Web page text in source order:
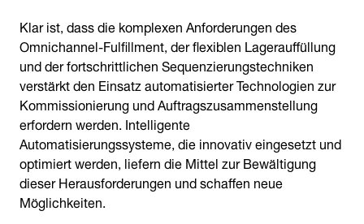
Klar ist, dass die komplexen Anforderungen des
Omnichannel-Fulfillment, der flexiblen Lagerauffüllung
und der fortschrittlichen Sequenzierungstechniken
verstärkt den Einsatz automatisierter Technologien zur
Kommissionierung und Auftragszusammenstellung
erfordern werden. Intelligente
Automatisierungssysteme, die innovativ eingesetzt und
optimiert werden, liefern die Mittel zur Bewältigung
dieser Herausforderungen und schaffen neue
Möglichkeiten.